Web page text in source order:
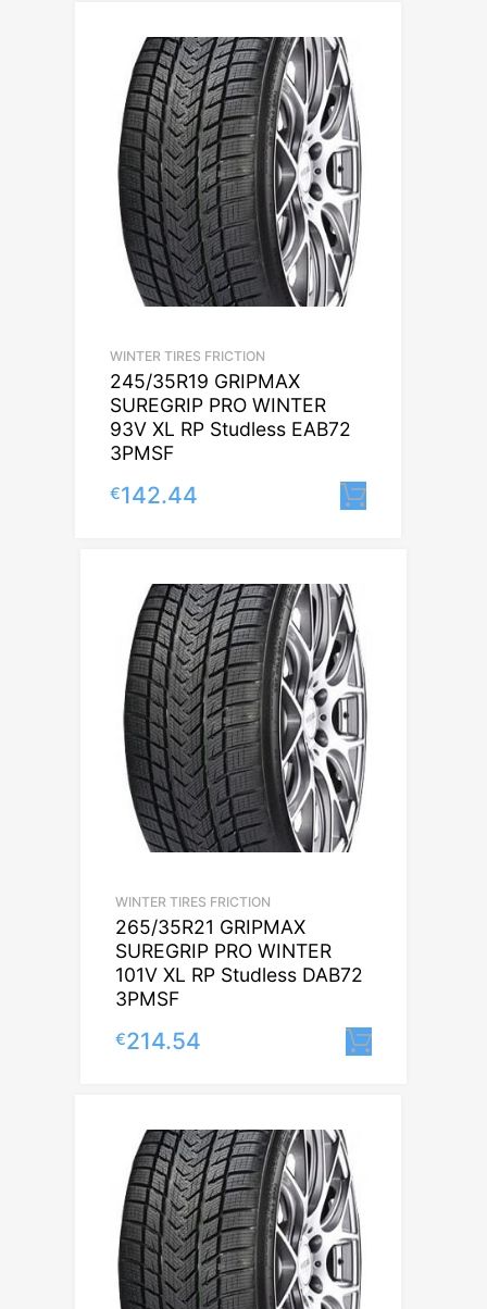
WINTER TIRES FRICTION
245/35R19 GRIPMAX
SUREGRIP PRO WINTER
93V XL RP Studless EAB72
3PMSF
€142.44
WINTER TIRES FRICTION
265/35R21 GRIPMAX
SUREGRIP PRO WINTER
101V XL RP Studless DAB72
3PMSF
€214.54